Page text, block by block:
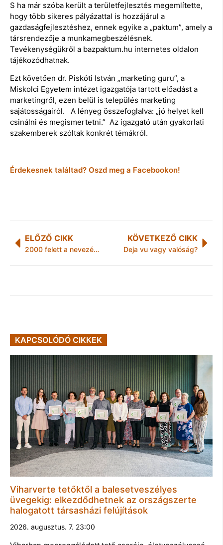
S ha már szóba került a területfejlesztés megemlítette,
hogy több sikeres pályázattal is hozzájárul a
gazdaságfejlesztéshez, ennek egyike a „paktum”, amely a
társrendezője a munkamegbeszélésnek.
Tevékenységükről a bazpaktum.hu internetes oldalon
tájékozódhatnak.
Ezt követően dr. Piskóti István „marketing guru”, a
Miskolci Egyetem intézet igazgatója tartott előadást a
marketingről, ezen belül is település marketing
sajátosságairól. A lényeg összefoglalva: „jó helyet kell
csinálni és megismertetni.” Az igazgató után gyakorlati
szakemberek szóltak konkrét témákról.
Érdekesnek találtad? Oszd meg a Facebookon!
ELŐZŐ CIKK
2000 felett a nevezések száma
KÖVETKEZŐ CIKK
Deja vu vagy valóság?
KAPCSOLÓDÓ CIKKEK
Viharverte tetőktől a balesetveszélyes
üvegekig: elkezdődhetnek az országszerte
halogatott társasházi felújítások
2026. augusztus. 7. 23:00